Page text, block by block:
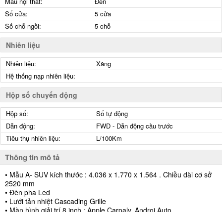
Số cửa:
5 cửa
Số chỗ ngồi:
5 chỗ
Nhiên liệu
Nhiên liệu:
Xăng
Hệ thống nạp nhiên liệu:
Hộp số chuyển động
Hộp số:
Số tự động
Dẫn động:
FWD - Dẫn động cầu trước
Tiêu thụ nhiên liệu:
L/100Km
Thông tin mô tả
• Mẫu A- SUV kích thước : 4.036 x 1.770 x 1.564 . Chiều dài cơ sở
2520 mm
• Đèn pha Led
• Lưới tản nhiệt Cascading Grille